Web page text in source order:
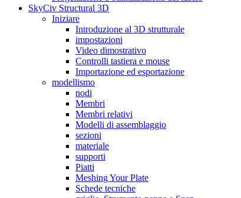
SkyCiv Structural 3D
Iniziare
Introduzione al 3D strutturale
impostazioni
Video dimostrativo
Controlli tastiera e mouse
Importazione ed esportazione
modellismo
nodi
Membri
Membri relativi
Modelli di assemblaggio
sezioni
materiale
supporti
Piatti
Meshing Your Plate
Schede tecniche